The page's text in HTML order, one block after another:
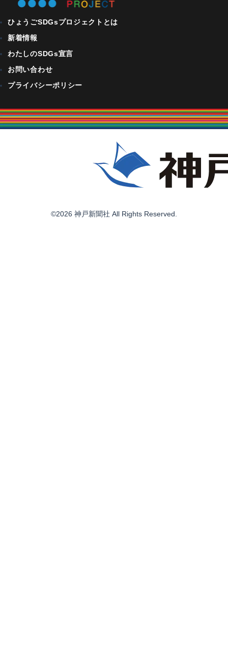
シ
ョ
ン
ひょうごSDGsプロジェクトとは
新着情報
わたしのSDGs宣言
お問い合わせ
プライバシーポリシー
©2026 神戸新聞社 All Rights Reserved.